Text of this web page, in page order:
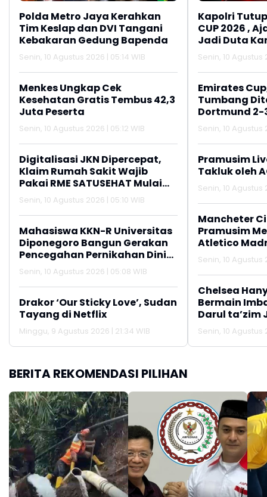
Polda Metro Jaya Kerahkan
Tim Keslap dan DVI Tangani
Kebakaran Gedung Bapenda
Senin, 10 Agustus 2026 | 05:14 WIB
Menkes Ungkap Cek
Kesehatan Gratis Tembus 42,3
Juta Peserta
Senin, 10 Agustus 2026 | 05:12 WIB
Digitalisasi JKN Dipercepat,
Klaim Rumah Sakit Wajib
Pakai RME SATUSEHAT Mulai
Agustus 2026
Senin, 10 Agustus 2026 | 05:10 WIB
Mahasiswa KKN-R Universitas
Diponegoro Bangun Gerakan
Pencegahan Pernikahan Dini
dan Stunting di Desa Mojo
Senin, 10 Agustus 2026 | 05:08 WIB
Drakor ‘Our Sticky Love’, Sudan
Tayang di Netflix
Minggu, 9 Agustus 2026 | 21:34 WIB
Kapolri
CUP 2026 ,
Jadi Duta
Aktif
110
Senin, 10 Agustus
Emirates
Tumbang
Dortmund 2-
Senin, 10 Agustus
Pramusim
Takluk oleh
Senin, 10 Agustus
Mancheter
Pramusim
Atletico
Senin, 10 Agustus
Chelsea
Bermain
Darul ta’zim
Senin, 10 Agustus
BERITA REKOMENDASI PILIHAN